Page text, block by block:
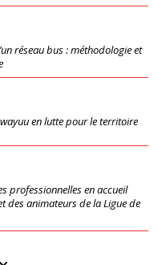
réseau bus : méthodologie et
en lutte pour le territoire
professionnelles en accueil
des animateurs de la Ligue de